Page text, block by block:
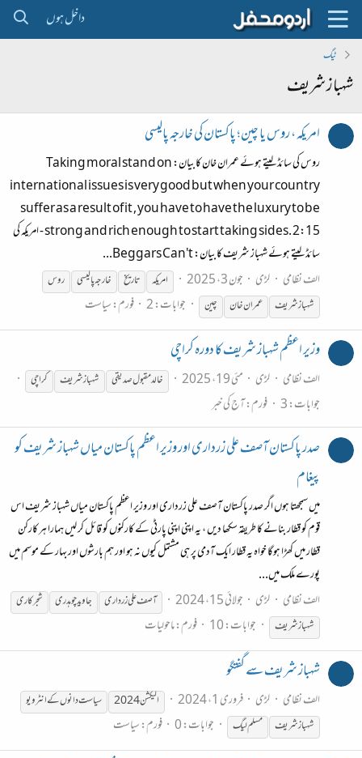
داخل ہوں
ٹیگ
شہباز شریف
امریکہ ، روس یا چین؛ پاکستان کی خارجہ پالیسی
روس کی سائڈ لیتے ہوئے عمران خان کا بیان: Taking moral stand on
international issues is very good but when your country
suffer as a result of it , you have to have the luxury to be
strong and rich enough to start taking sides. 2:15 - امریکہ کی
سائڈ لیتے ہوئے شہباز شریف کا بیان: Beggars Can't...
الف نظامی
لڑی جون 3، 2025 امریکہ تاریخ خارجہ پالیسی
روس
شہبازشریف عمران خان چین جوابات: 2 فورم:سیاست
وزیر اعظم شہباز شریف کا دورہ کراچی
الف نظامی لڑی مئی 19، 2025 خالد مقبول صدیقی شہبازشریف کراچی
جوابات: 3 فورم:آج کی خبر
صدر پاکستان آصف علی زرداری اور وزیر اعظم پاکستان میاں شہباز شریف کو
پیغام
میں سمجھتا ہوں اگر صدر پاکستان آصف علی زرداری اور وزیر اعظم پاکستان میاں شہباز شریف اس
قوم کو قطار بنانے کا طریقہ سکھا دیں ، یہ اپنی اپنی پارٹی کے کارکنوں کو قائل کر لیں ہمارا ہر کارکن
قطار میں کھڑا ہوگا خواہ یہ قطار ایک آدمی پر ہی مشتمل کیوں نہ ہو اور ہم بارشوں اور بہار کے موسم میں
پورے ملک میں...
الف نظامی
لڑی جولائی 15، 2024 آصف علی زرداری جاوید چوہدری
شجر کاری
شہبازشریف جوابات: 10 فورم:ماحولیات
شہباز شریف سے گفتگو
الف نظامی لڑی فروری 1، 2024 الیکشن 2024
سیاست دانوں کے انٹرویو
شہبازشریف مسلم لیگ جوابات: 0 فورم:سیاست